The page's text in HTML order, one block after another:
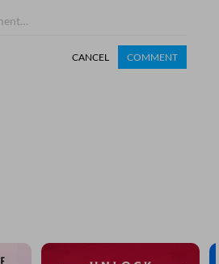
CANCEL COMMENT